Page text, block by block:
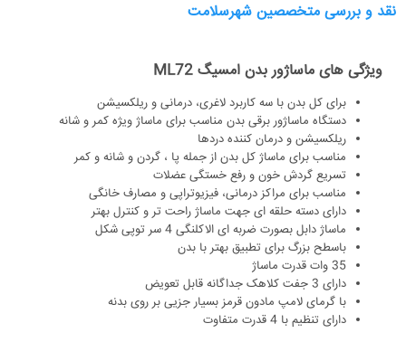
نقد و بررسی متخصصین شهرسلامت
ویژگی های ماساژور بدن امسیگ ML72
برای کل بدن با سه کاربرد لاغری، درمانی و ریلکسیشن
دستگاه ماساژور برقی بدن مناسب برای ماساژ ویژه کمر و شانه
ریلکسیشن و درمان کننده دردها
مناسب برای ماساژ کل بدن از جمله پا ، گردن و شانه و کمر
تسریع گردش خون و رفع خستگی عضلات
مناسب برای مراکز درمانی، فیزیوتراپی و مصارف خانگی
دارای دسته حلقه ای جهت ماساژ راحت تر و کنترل بهتر
ماساژ دابل بصورت ضربه ای الاکلنگی 4 سر توپی شکل
باسطح بزرگ برای تطبیق بهتر با بدن
35 وات قدرت ماساژ
دارای 3 جفت کلاهک جداگانه قابل تعویض
با گرمای لامپ مادون قرمز بسیار جزیی بر روی بدنه
دارای تنظیم با 4 قدرت متفاوت